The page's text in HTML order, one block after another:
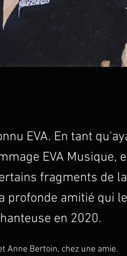
EVA. En tant
EVA Musique,
fragments de la
profonde amitié qui
en 2020.
Anne Bertoin, chez une amie.